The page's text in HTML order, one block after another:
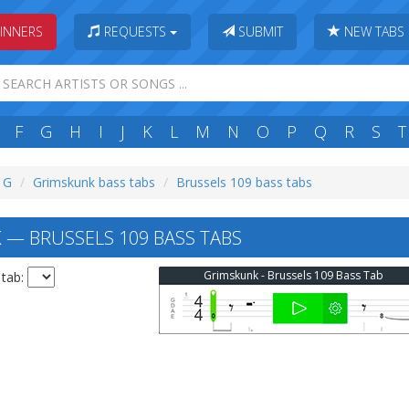
REQUESTS SUBMIT NEW TABS
F G H I J K L M N O P Q R S T
Grimskunk bass tabs Brussels 109 bass tabs
— BRUSSELS 109 BASS TABS
Grimskunk - Brussels 109 Bass Tab